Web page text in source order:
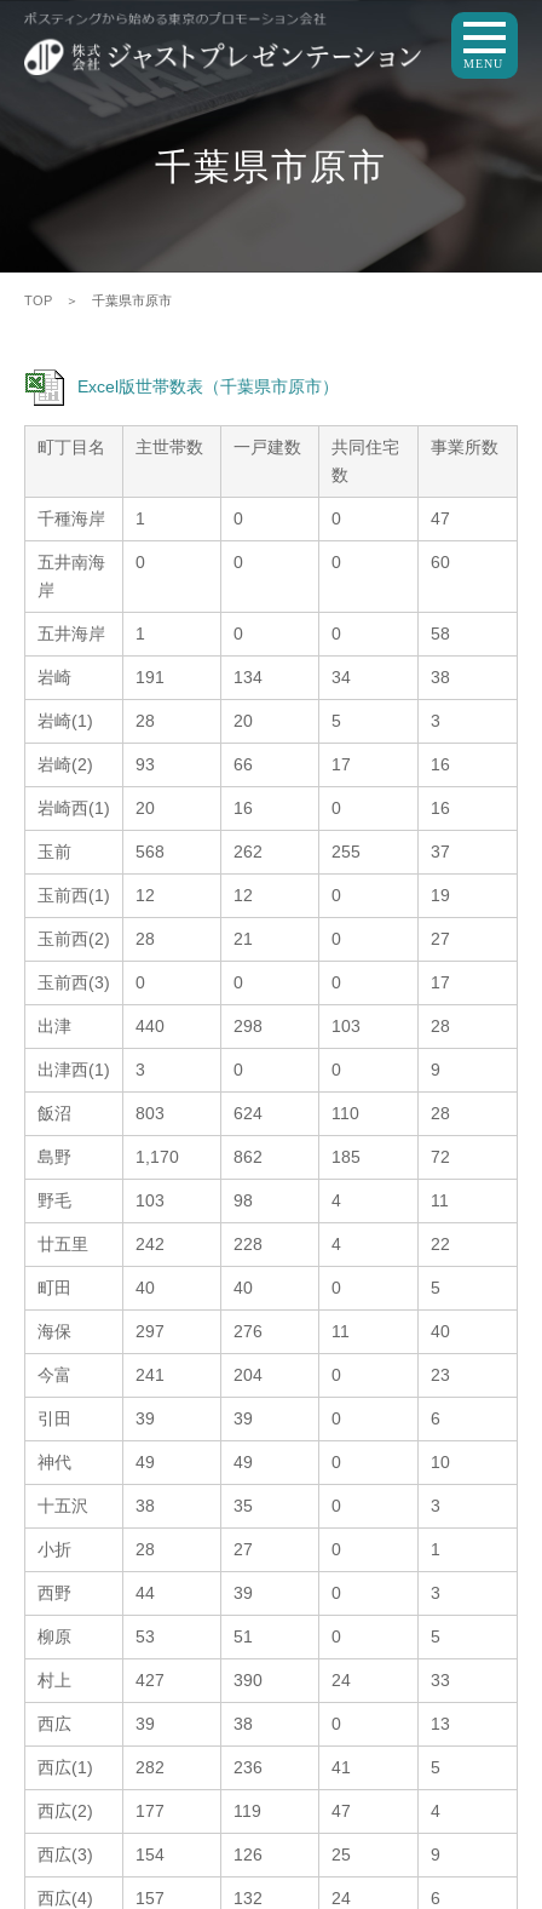
MENU
千葉県市原市
TOP ＞ 千葉県市原市
Excel版世帯数表（千葉県市原市）
町丁目名 主世帯数 一戸建数
共同住宅
数
事業所数
千種海岸 1 0 0 47
五井南海
岸
0 0 0 60
五井海岸 1 0 0 58
岩崎 191 134 34 38
岩崎(1) 28 20 5 3
岩崎(2) 93 66 17 16
岩崎西(1) 20 16 0 16
玉前 568 262 255 37
玉前西(1) 12 12 0 19
玉前西(2) 28 21 0 27
玉前西(3) 0 0 0 17
出津 440 298 103 28
出津西(1) 3 0 0 9
飯沼 803 624 110 28
島野 1,170 862 185 72
野毛 103 98 4 11
廿五里 242 228 4 22
町田 40 40 0 5
海保 297 276 11 40
今富 241 204 0 23
引田 39 39 0 6
神代 49 49 0 10
十五沢 38 35 0 3
小折 28 27 0 1
西野 44 39 0 3
柳原 53 51 0 5
村上 427 390 24 33
西広 39 38 0 13
西広(1) 282 236 41 5
西広(2) 177 119 47 4
西広(3) 154 126 25 9
西広(4) 157 132 24 6